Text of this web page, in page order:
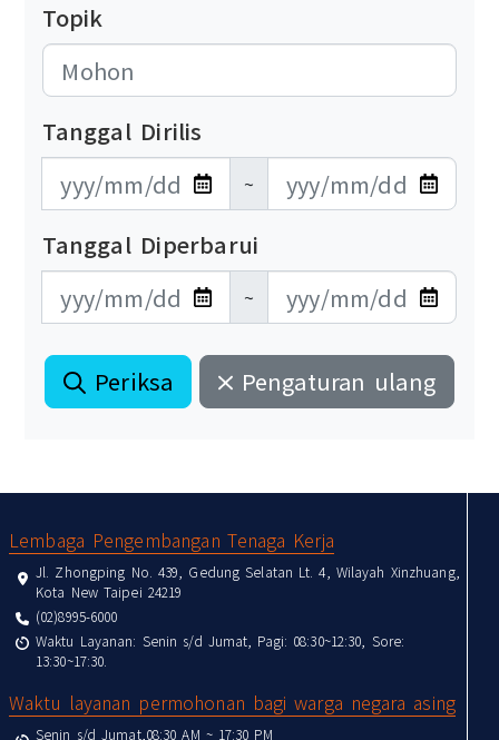
Topik
Tanggal Dirilis
發布日期開始
~
發布日期結束
Tanggal Diperbarui
更新日期開始
~
更新日期結束
Periksa Pengaturan ulang
Lembaga Pengembangan Tenaga Kerja
Jl. Zhongping No. 439, Gedung Selatan Lt. 4, Wilayah Xinzhuang,
Kota New Taipei 24219
(02)8995-6000
Waktu Layanan: Senin s/d Jumat, Pagi: 08:30~12:30, Sore:
13:30~17:30.
Waktu layanan permohonan bagi warga negara asing
Senin s/d Jumat,08:30 AM ~ 17:30 PM